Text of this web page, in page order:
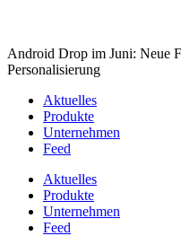
Android Drop im Juni: Neue
Personalisierung
Aktuelles
Produkte
Unternehmen
Feed
Aktuelles
Produkte
Unternehmen
Feed